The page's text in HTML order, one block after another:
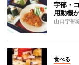
宇部・
用動機
山口宇部
食べる